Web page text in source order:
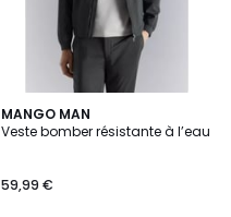
MANGO MAN
Veste bomber résistante à l’eau
59,99 €